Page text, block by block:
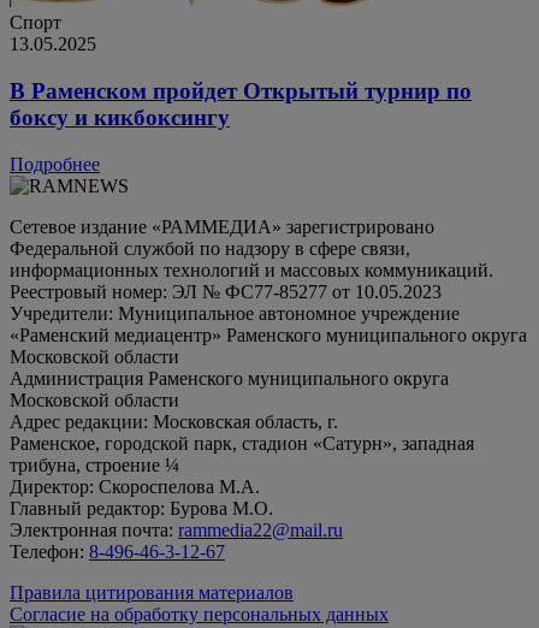
Спорт
13.05.2025
В Раменском пройдет Открытый турнир по
боксу и кикбоксингу
Подробнее
Сетевое издание «РАММЕДИА» зарегистрировано
Федеральной службой по надзору в сфере связи,
информационных технологий и массовых коммуникаций.
Реестровый номер: ЭЛ № ФС77-85277 от 10.05.2023
Учредители: Муниципальное автономное учреждение
«Раменский медиацентр» Раменского муниципального округа
Московской области
Администрация Раменского муниципального округа
Московской области
Адрес редакции: Московская область, г.
Раменское, городской парк, стадион «Сатурн», западная
трибуна, строение ¼
Директор: Скороспелова М.А.
Главный редактор: Бурова М.О.
Электронная почта: rammedia22@mail.ru
Телефон: 8-496-46-3-12-67
Правила цитирования материалов
Согласие на обработку персональных данных